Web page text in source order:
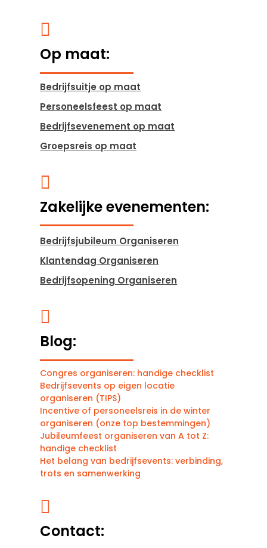

Op maat:
Bedrijfsuitje op maat
Personeelsfeest op maat
Bedrijfsevenement op maat
Groepsreis op maat

Zakelijke evenementen:
Bedrijfsjubileum Organiseren
Klantendag Organiseren
Bedrijfsopening Organiseren

Blog:
Congres organiseren: handige checklist
Bedrijfsevents op eigen locatie
organiseren (TIPS)
Incentive of personeelsreis in de winter
organiseren (onze top bestemmingen)
Jubileumfeest organiseren van A tot Z:
handige checklist
Het belang van bedrijfsevents: verbinding,
trots en samenwerking

Contact: